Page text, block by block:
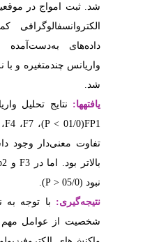
خوب به‌وسیله
درنهایت
آماری تحلیل
تجزیه‌وتحلیل
نشان داد در
) بین دو گروه
در گروهBAS
تفاوت معنی­دار
می­توان نوع
در شکل‌گیری